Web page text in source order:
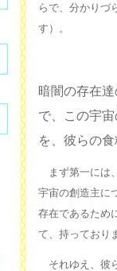
らで、分かりづ
す）。
暗闇の存在
で、この宇
を、彼らの
まず第一には
宇宙の創造主に
存在であるため
て、持っており
それゆえ、彼